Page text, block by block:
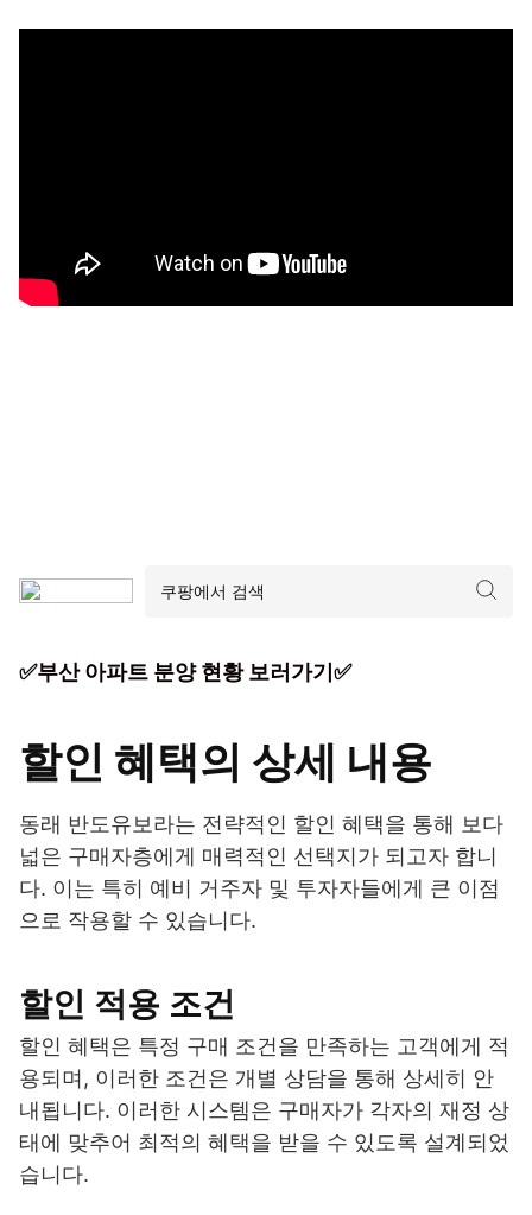
✅부산 아파트 분양 현황 보러가기✅
할인 혜택의 상세 내용
동래 반도유보라는 전략적인 할인 혜택을 통해 보다
넓은 구매자층에게 매력적인 선택지가 되고자 합니
다. 이는 특히 예비 거주자 및 투자자들에게 큰 이점
으로 작용할 수 있습니다.
할인 적용 조건
할인 혜택은 특정 구매 조건을 만족하는 고객에게 적
용되며, 이러한 조건은 개별 상담을 통해 상세히 안
내됩니다. 이러한 시스템은 구매자가 각자의 재정 상
태에 맞추어 최적의 혜택을 받을 수 있도록 설계되었
습니다.